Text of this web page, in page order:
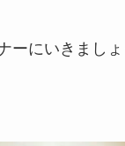
ーにいきましょ